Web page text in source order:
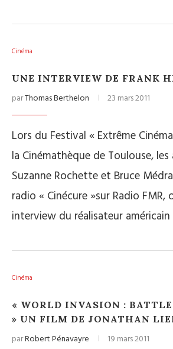
Cinéma
UNE INTERVIEW DE FRANK
parThomas Berthelon 23 mars 2011
Lors du Festival « Extrême
la Cinémathèque de Toulouse,
Suzanne Rochette et Bruce
radio « Cinécure »sur Radio FMR,
interview du réalisateur
Cinéma
« WORLD INVASION :
» UN FILM DE JONATHAN
parRobert Pénavayre 19 mars 2011